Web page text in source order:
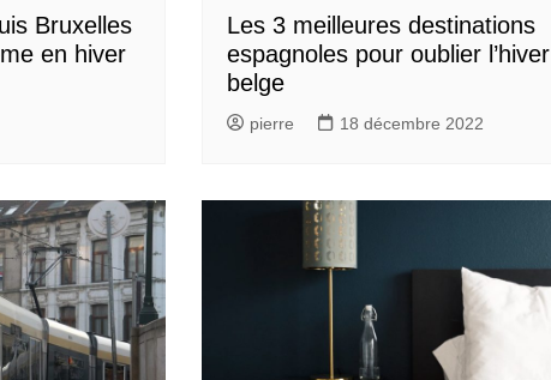
Bruxelles
en hiver
Les 3 meilleures destinations
espagnoles pour oublier l’hiver
belge
pierre 18 décembre 2022